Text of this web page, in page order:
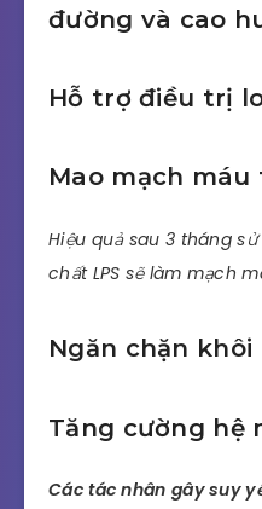
đường và cao
Hỗ trợ điều trị
Mao mạch
Hiệu quả sau 3 tháng
chất LPS sẽ làm mạch
Ngăn chặn
Tăng cường hệ
Các tác nhân gây suy